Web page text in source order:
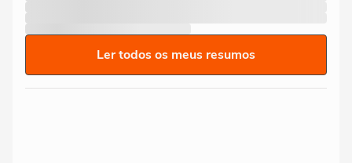
Ler todos os meus resumos